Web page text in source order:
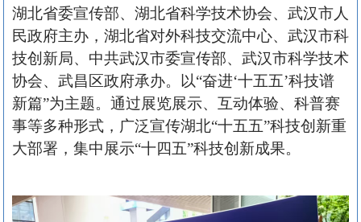
湖北省委宣传部、湖北省科学技术协会、武汉市人
民政府主办 ，湖北省对外科技交流中心、武汉市科
技创新局、中共武汉市委宣传部、武汉市科学技术
协会、武昌区政府承办。
以“奋进‘十五五’科技谱
新篇”为主题。 通过展览展示、互动体验、科普赛
事等多种形式，广泛宣传湖北“十五五”科技创新重
大部署，集中展示“十四五”科技创新成果。